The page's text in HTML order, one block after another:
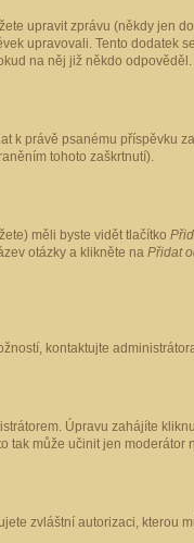
upravit zprávu (někdy jen
upravovali. Tento
na něj již někdo odpověděl.
k právě psanému příspěvku
tohoto zaškrtnutí).
měli byste vidět tlačítko
otázky a klikněte na Přidat
kontaktujte
Úpravu zahájíte
může učinit jen
zvláštní autorizaci, kterou